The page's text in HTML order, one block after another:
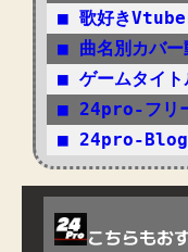
■ 歌好き
■ 曲名別カバー
■ ゲームタイト
■ 24pro-フリ
■ 24pro-Blog
こちらもお